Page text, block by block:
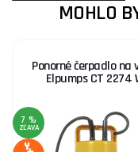
MOHLO
Ponorné čerpadlo na
Elpumps CT 2274
7 %
ZĽAVA